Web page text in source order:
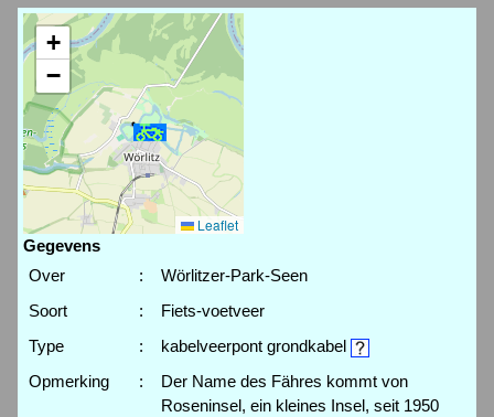
+
−
Leaflet
Gegevens
Over
:
Wörlitzer-Park-Seen
Soort
:
Fiets-voetveer
Type
:
kabelveerpont grondkabel
Opmerking
:
Der Name des Fähres kommt von
Roseninsel, ein kleines Insel, seit 1950